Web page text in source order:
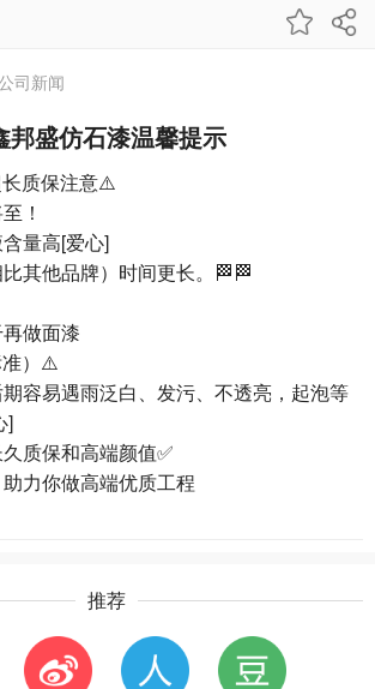
司新闻
邦盛仿石漆温馨提示
质保注意⚠️
！
量高[爱心]
其他品牌）时间更长。🏁🏁
做面漆
）⚠️
容易遇雨泛白、发污、不透亮，起泡等
]
质保和高端颜值✅
力你做高端优质工程
推荐